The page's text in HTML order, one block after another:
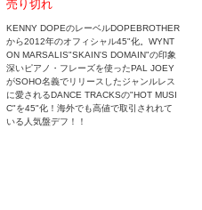
売り切れ
KENNY DOPEのレーベルDOPEBROTHER
から2012年のオフィシャル45"化。WYNT
ON MARSALIS"SKAIN'S DOMAIN"の印象
深いピアノ・フレーズを使ったPAL JOEY
がSOHO名義でリリースしたジャンルレス
に愛されるDANCE TRACKSの"HOT MUSI
C"を45"化！海外でも高値で取引されれて
いる人気盤デフ！！